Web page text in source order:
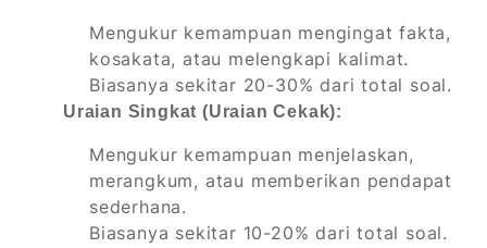
Mengukur kemampuan mengingat fakta,
kosakata, atau melengkapi kalimat.
Biasanya sekitar 20-30% dari total soal.
Uraian Singkat (Uraian Cekak):
Mengukur kemampuan menjelaskan,
merangkum, atau memberikan pendapat
sederhana.
Biasanya sekitar 10-20% dari total soal.